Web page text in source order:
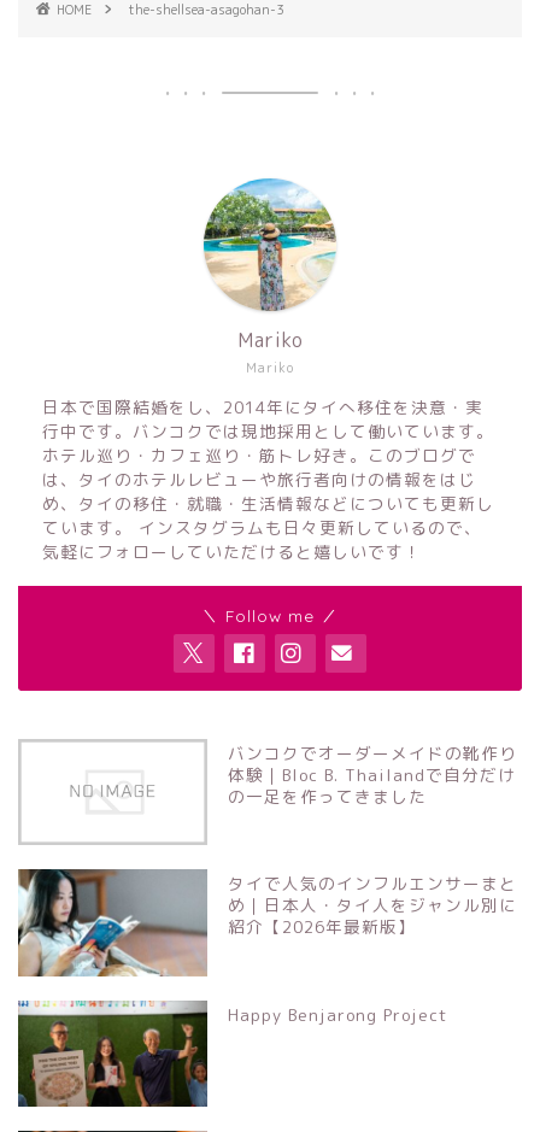
HOME the-shellsea-asagohan-3
Mariko
Mariko
日本で国際結婚をし、2014年にタイへ移住を決意・実
行中です。バンコクでは現地採用として働いています。
ホテル巡り・カフェ巡り・筋トレ好き。このブログで
は、タイのホテルレビューや旅行者向けの情報をはじ
め、タイの移住・就職・生活情報などについても更新し
ています。 インスタグラムも日々更新しているので、
気軽にフォローしていただけると嬉しいです！
＼ Follow me ／
バンコクでオーダーメイドの靴作り
体験｜Bloc B. Thailandで自分だけ
の一足を作ってきました
タイで人気のインフルエンサーまと
め｜日本人・タイ人をジャンル別に
紹介【2026年最新版】
Happy Benjarong Project